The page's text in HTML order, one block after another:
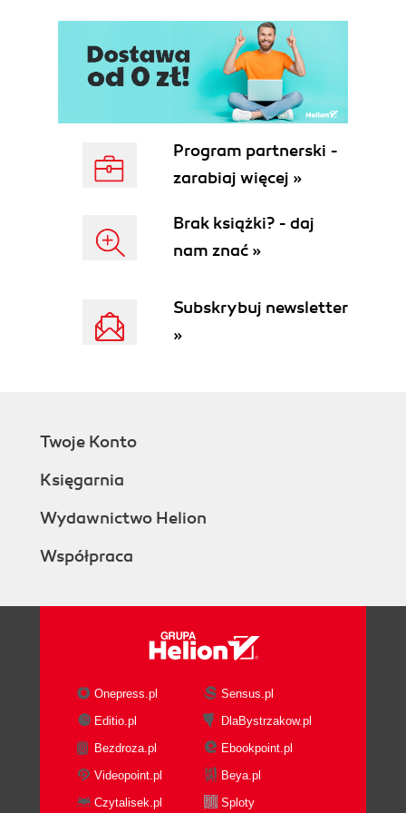
Ustawienia internetowe (144)
Poprawa bezpieczeństwa systemu (164)
Poprawa wydajności systemu (180)
Inne (188)
Skorowidz (192)
Program partnerski -
zarabiaj więcej »
Brak książki? - daj
nam znać »
Subskrybuj newsletter
»
Twoje Konto
Księgarnia
Wydawnictwo Helion
Współpraca
Onepress.pl
Sensus.pl
Editio.pl
DlaBystrzakow.pl
Bezdroza.pl
Ebookpoint.pl
Videopoint.pl
Beya.pl
Czytalisek.pl
Sploty